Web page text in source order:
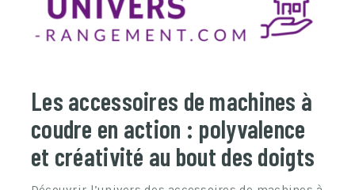
Les accessoires de machines à
coudre en action : polyvalence
et créativité au bout des doigts